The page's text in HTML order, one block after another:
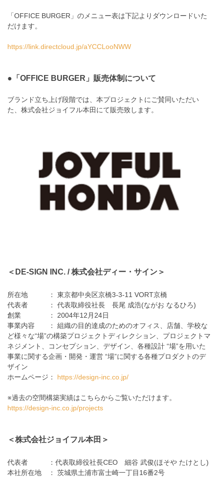
「OFFICE BURGER」のメニュー表は下記よりダウンロードいた
だけます。
https://link.directcloud.jp/aYCCLooNWW
●「OFFICE BURGER」販売体制について
ブランド立ち上げ段階では、本プロジェクトにご賛同いただい
た、株式会社ジョイフル本田にて販売致します。
＜DE-SIGN INC. / 株式会社ディー・サイン＞
所在地 ： 東京都中央区京橋3-3-11 VORT京橋
代表者 ： 代表取締役社長 長尾 成浩(ながお なるひろ)
創業 ： 2004年12月24日
事業内容 ： 組織の目的達成のためのオフィス、店舗、学校な
ど様々な“場”の構築プロジェクトディレクション、プロジェクトマ
ネジメント、コンセプション、デザイン、各種設計 “場”を用いた
事業に関する企画・開発・運営 “場”に関する各種プロダクトのデ
ザイン
ホームページ：
https://design-inc.co.jp/
※過去の空間構築実績はこちらからご覧いただけます。
https://design-inc.co.jp/projects
＜株式会社ジョイフル本田＞
代表者 ：代表取締役社長CEO 細谷 武俊(ほそや たけとし)
本社所在地 ： 茨城県土浦市富士崎一丁目16番2号